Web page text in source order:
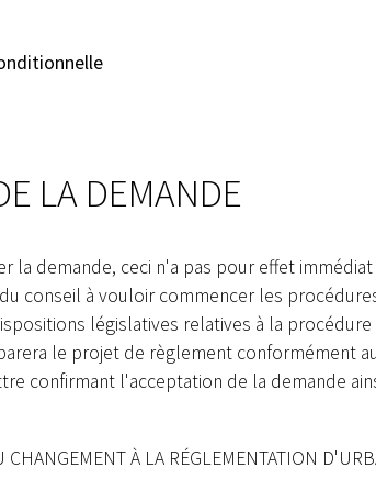
LA DEMANDE
la demande, ceci n'a pas pour effet
conseil à vouloir commencer les
législatives relatives à la
le projet de règlement conformément
confirmant l'acceptation de la demande
À LA RÉGLEMENTATION